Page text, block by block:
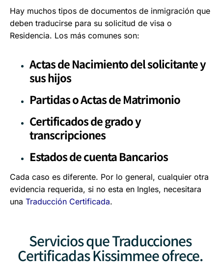
Hay muchos tipos de documentos de inmigración que
deben traducirse para su solicitud de visa o
Residencia. Los más comunes son:
Actas de Nacimiento del solicitante y
sus hijos
Partidas o Actas de Matrimonio
Certificados de grado y
transcripciones
Estados de cuenta Bancarios
Cada caso es diferente. Por lo general, cualquier otra
evidencia requerida, si no esta en Ingles, necesitara
una Traducción Certificada.
Servicios que Traducciones
Certificadas Kissimmee ofrece.